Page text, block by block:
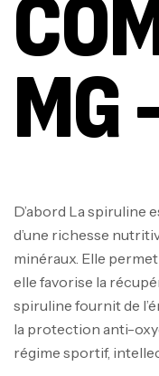
MG
D’abord La spiruline
d’une richesse
minéraux. Elle
elle favorise la
spiruline fournit de
la protection anti-
régime sportif,